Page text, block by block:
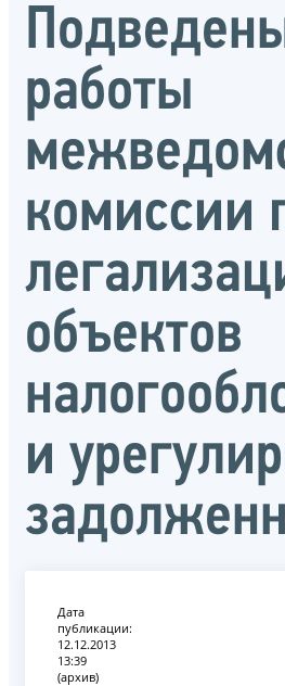
работы
комиссии
объектов
и
Дата
публикации:
12.12.2013
13:39
(архив)